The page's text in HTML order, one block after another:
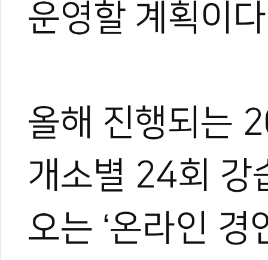
운영할 계획이
올해 진행되는
개소별 24회 강
오는 ‘온라인 경